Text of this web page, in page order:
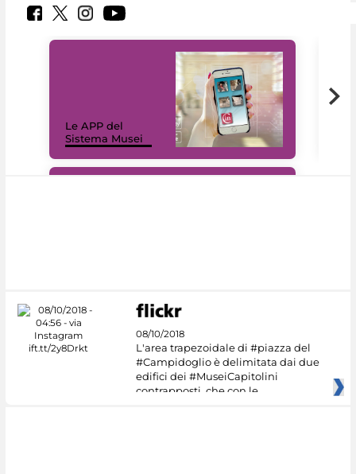
Le APP del
Sistema Musei
08/10/2018
L'area trapezoidale di #piazza del
#Campidoglio è delimitata dai due
edifici dei #MuseiCapitolini
contrapposti, che con le